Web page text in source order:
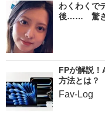
わくわくで
後…… 驚き
FPが解説
方法とは？
Fav-Log